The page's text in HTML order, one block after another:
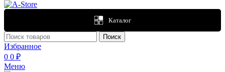
Каталог
Поиск
Избранное
0 0 ₽
Меню